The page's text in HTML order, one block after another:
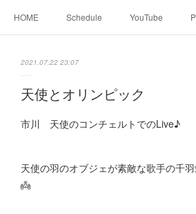
HOME Schedule YouTube
2021.07.22 23:07
天使とオリンピック
市川 天使のコンチェルトでのLive♪
天使の羽のオブジェが素敵な歌手の千
👼